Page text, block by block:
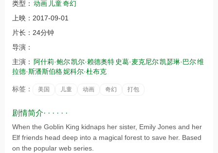
类型： 动画 儿童奇幻
上映： 2017-09-01
片长： 24分钟
导演：
主演：
阿什莉·鲍尔凯尔·赖德奥特 史葛·麦克尼尔凯瑟琳·巴尔维
拉德·斯潘斯伯格妮科尔·杜布克
标签： 美国 儿童 动画 奇幻 打包
剧情简介· · · · · ·
When the Goblin King kidnaps her sister, Emily Jones and her
Elf friends head deep into a magical forest to save her. Based
on the popular web series.